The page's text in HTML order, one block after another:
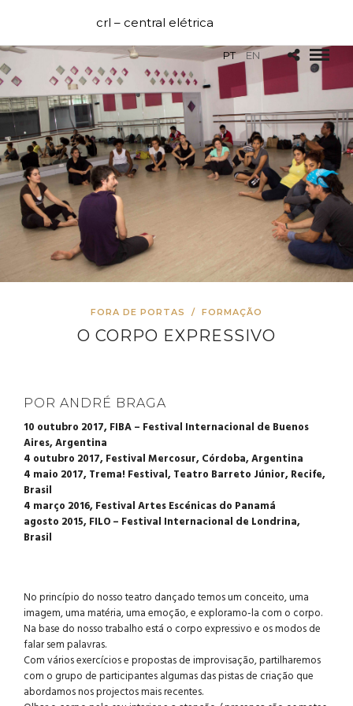
crl – central elétrica
PT EN
FORA DE PORTAS / FORMAÇÃO
O CORPO EXPRESSIVO
POR ANDRÉ BRAGA
10 outubro 2017, FIBA – Festival Internacional de Buenos
Aires, Argentina
4 outubro 2017, Festival Mercosur, Córdoba, Argentina
4 maio 2017, Trema! Festival, Teatro Barreto Júnior, Recife,
Brasil
4 março 2016, Festival Artes Escénicas do Panamá
agosto 2015, FILO – Festival Internacional de Londrina,
Brasil
No princípio do nosso teatro dançado temos um conceito, uma
imagem, uma matéria, uma emoção, e exploramo-la com o corpo.
Na base do nosso trabalho está o corpo expressivo e os modos de
falar sem palavras.
Com vários exercícios e propostas de improvisação, partilharemos
com o grupo de participantes algumas das pistas de criação que
abordamos nos projectos mais recentes.